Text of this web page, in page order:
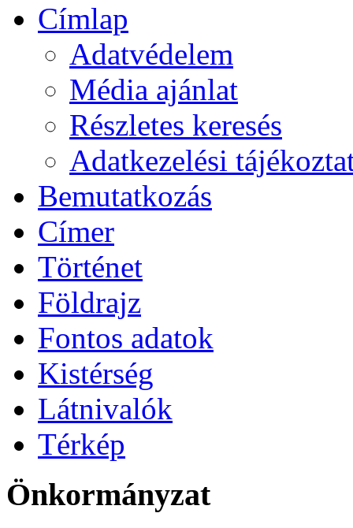
Címlap
Adatvédelem
Média ajánlat
Részletes keresés
Adatkezelési
Bemutatkozás
Címer
Történet
Földrajz
Fontos adatok
Kistérség
Látnivalók
Térkép
Önkormányzat